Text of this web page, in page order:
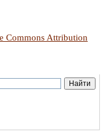
Commons Attribution